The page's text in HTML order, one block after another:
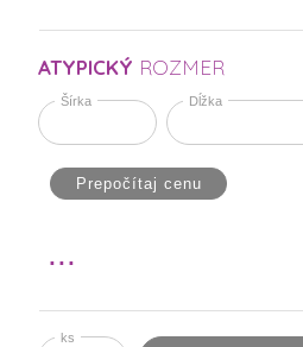
ATYPICKÝ ROZMER
Šírka Dĺžka
Prepočítaj cenu
ks